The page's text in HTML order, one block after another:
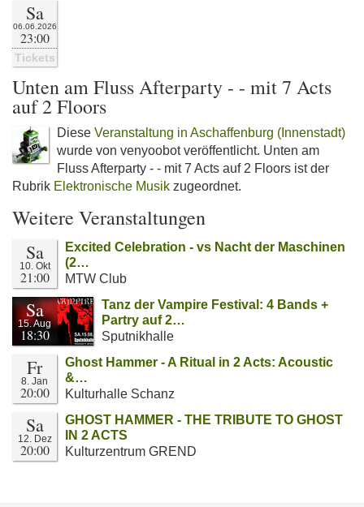
Sa
06.06.2026
23:00
Tickets
Unten am Fluss Afterparty - - mit 7 Acts
auf 2 Floors
Diese Veranstaltung in Aschaffenburg (Innenstadt)
wurde von venyoobot veröffentlicht. Unten am
Fluss Afterparty - - mit 7 Acts auf 2 Floors ist der
Rubrik Elektronische Musik zugeordnet.
Weitere Veranstaltungen
Sa
10. Okt
21:00
Excited Celebration - vs Nacht der Maschinen
(2…
MTW Club
Sa
15. Aug
18:30
Tanz der Vampire Festival: 4 Bands +
Partry auf 2…
Sputnikhalle
Fr
8. Jan
20:00
Ghost Hammer - A Ritual in 2 Acts: Acoustic
&…
Kulturhalle Schanz
Sa
12. Dez
20:00
GHOST HAMMER - THE TRIBUTE TO GHOST
IN 2 ACTS
Kulturzentrum GREND